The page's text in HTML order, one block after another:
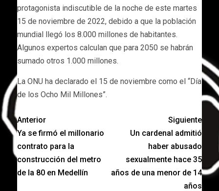
protagonista indiscutible de la noche de este martes
15 de noviembre de 2022, debido a que la población
mundial llegó los 8.000 millones de habitantes.
Algunos expertos calculan que para 2050 se habrán
sumado otros 1.000 millones.
La ONU ha declarado el 15 de noviembre como el “Día
de los Ocho Mil Millones”.
Anterior
Ya se firmó el millonario
contrato para la
construcción del metro
de la 80 en Medellín
Siguiente
Un cardenal admitió
haber abusado
sexualmente hace 35
años de una menor de 14
años